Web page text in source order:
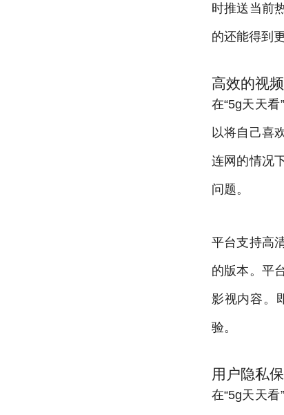
时推送当前
的还能得到
高效的视
在“5g天天
以将自己喜
连网的情况
问题。
平台支持高
的版本。平
影视内容。
验。
用户隐私
在“5g天天